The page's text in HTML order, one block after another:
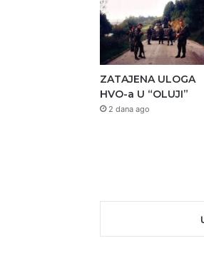
ZATAJENA ULOGA
HVO-a U “OLUJI”
2 dana ago